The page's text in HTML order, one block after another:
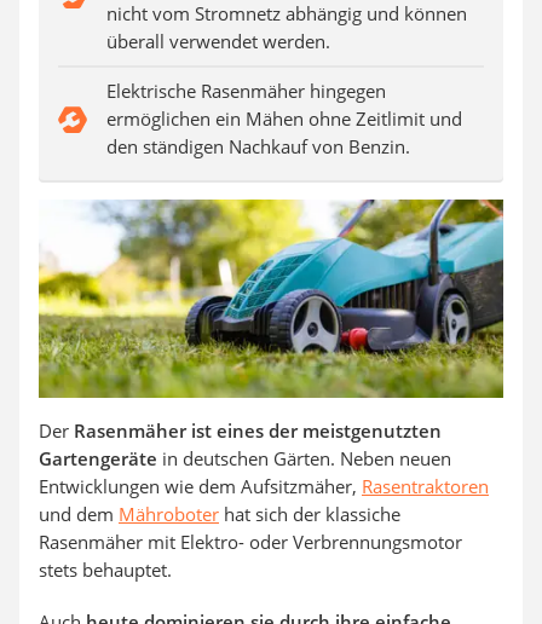
nicht vom Stromnetz abhängig und können
überall verwendet werden.
Elektrische Rasenmäher hingegen
ermöglichen ein Mähen ohne Zeitlimit und
den ständigen Nachkauf von Benzin.
Der Rasenmäher ist eines der meistgenutzten
Gartengeräte in deutschen Gärten. Neben neuen
Entwicklungen wie dem Aufsitzmäher, Rasentraktoren
und dem Mähroboter hat sich der klassiche
Rasenmäher mit Elektro- oder Verbrennungsmotor
stets behauptet.